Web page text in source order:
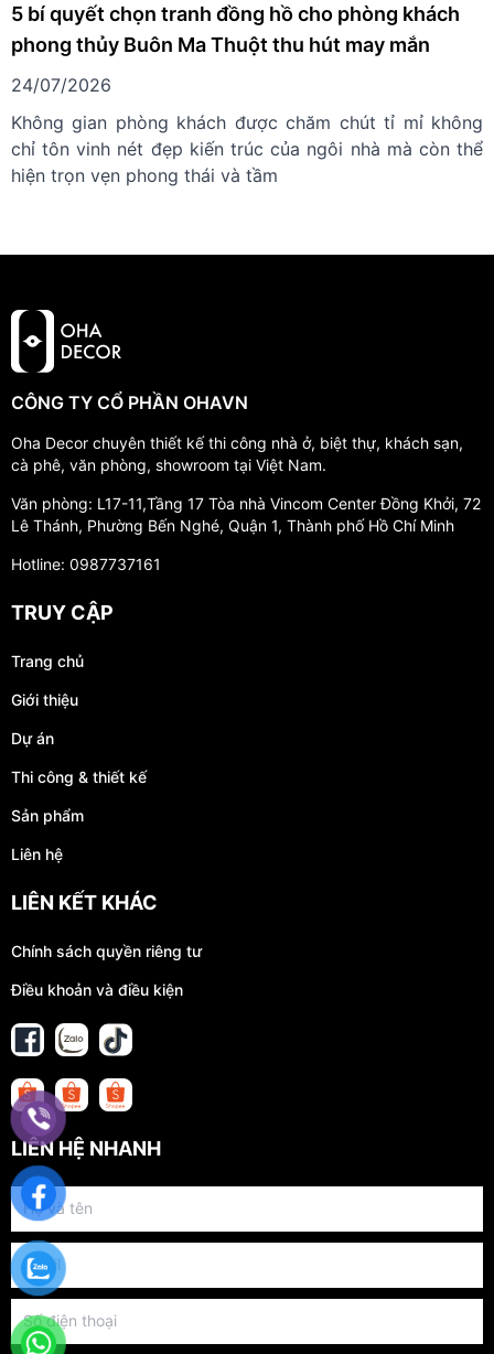
5 bí quyết chọn tranh đồng hồ cho phòng khách
phong thủy Buôn Ma Thuột thu hút may mắn
24/07/2026
Không gian phòng khách được chăm chút tỉ mỉ không
chỉ tôn vinh nét đẹp kiến trúc của ngôi nhà mà còn thể
hiện trọn vẹn phong thái và tầm
CÔNG TY CỔ PHẦN OHAVN
Oha Decor chuyên thiết kế thi công nhà ở, biệt thự, khách sạn,
cà phê, văn phòng, showroom tại Việt Nam.
Văn phòng: L17-11,Tầng 17 Tòa nhà Vincom Center Đồng Khởi, 72
Lê Thánh, Phường Bến Nghé, Quận 1, Thành phố Hồ Chí Minh
Hotline: 0987737161
TRUY CẬP
Trang chủ
Giới thiệu
Dự án
Thi công & thiết kế
Sản phẩm
Liên hệ
LIÊN KẾT KHÁC
Chính sách quyền riêng tư
Điều khoản và điều kiện
LIÊN HỆ NHANH